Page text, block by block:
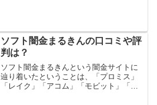
ソフト闇金まるきんの口コミや評
判は？
ソフト闇金まるきんという闇金サイトに
辿り着いたということは、「プロミス」
「レイク」「アコム」「モビット」「ア